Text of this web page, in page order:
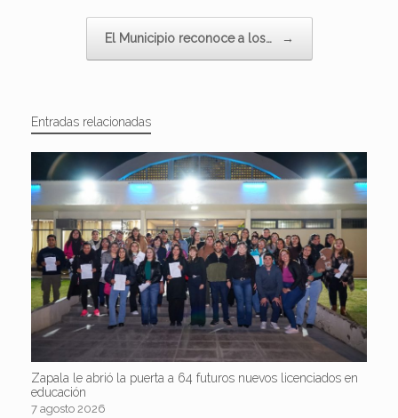
El Municipio reconoce a los… →
Entradas relacionadas
Zapala le abrió la puerta a 64 futuros nuevos licenciados en
educación
7 agosto 2026